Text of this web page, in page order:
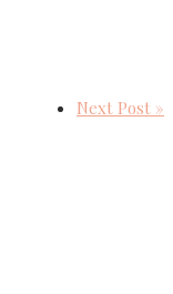
Next Post »